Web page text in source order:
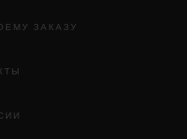
ЗАКАЗУ